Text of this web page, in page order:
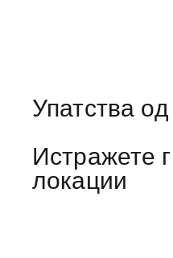
Упатства
Истражете
локации